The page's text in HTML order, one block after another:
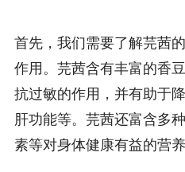
首先，我们需要了解芫茜
作用。芫茜含有丰富的香
抗过敏的作用，并有助于
肝功能等。芫茜还富含多
素等对身体健康有益的营养